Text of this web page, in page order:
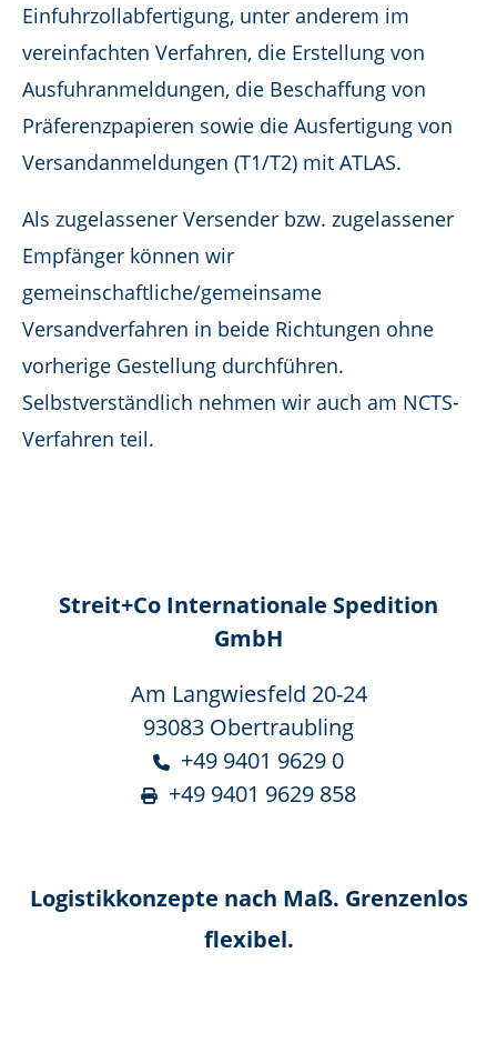
Einfuhrzollabfertigung, unter anderem im
vereinfachten Verfahren, die Erstellung von
Ausfuhranmeldungen, die Beschaffung von
Präferenzpapieren sowie die Ausfertigung von
Versandanmeldungen (T1/T2) mit ATLAS.
Als zugelassener Versender bzw. zugelassener
Empfänger können wir
gemeinschaftliche/gemeinsame
Versandverfahren in beide Richtungen ohne
vorherige Gestellung durchführen.
Selbstverständlich nehmen wir auch am NCTS-
Verfahren teil.
Streit+Co Internationale Spedition
GmbH
Am Langwiesfeld 20-24
93083 Obertraubling
+49 9401 9629 0
+49 9401 9629 858
Logistikkonzepte nach Maß. Grenzenlos
flexibel.